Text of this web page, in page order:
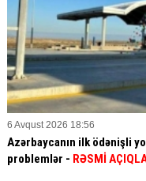
6 Avqust 2026 18:56
Azərbaycanın ilk ödənişli
problemlər - RƏSMİ